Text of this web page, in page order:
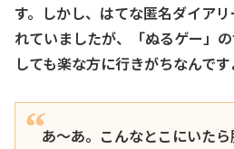
す。しかし、はてな匿名ダイア
れていましたが、「ぬるゲー」
しても楽な方に行きがちなんです
あ〜あ。こんなとこにいた